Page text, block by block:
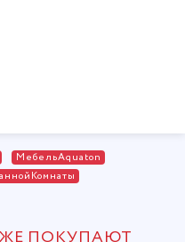
МебельAquaton
ПОКУПАЮТ